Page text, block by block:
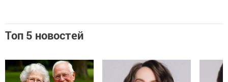
Топ 5 новостей